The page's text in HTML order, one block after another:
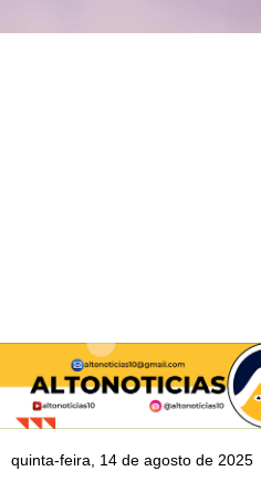
quinta-feira, 14 de agosto de 2025